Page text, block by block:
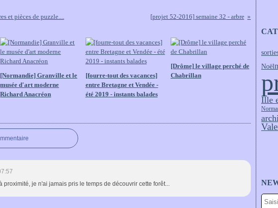
et pièces de puzzle.... [projet 52-2016] semaine 32 - arbre
[Normandie] Granville et le
musée d'art moderne
Richard Anacréon
[fourre-tout des vacances]
entre Bretagne et Vendée -
été 2019 - instants balades
[Drôme] le village perché de
Chabrillan
proximité, je n'ai jamais pris le temps de découvrir cette forêt...
Noël
Ille